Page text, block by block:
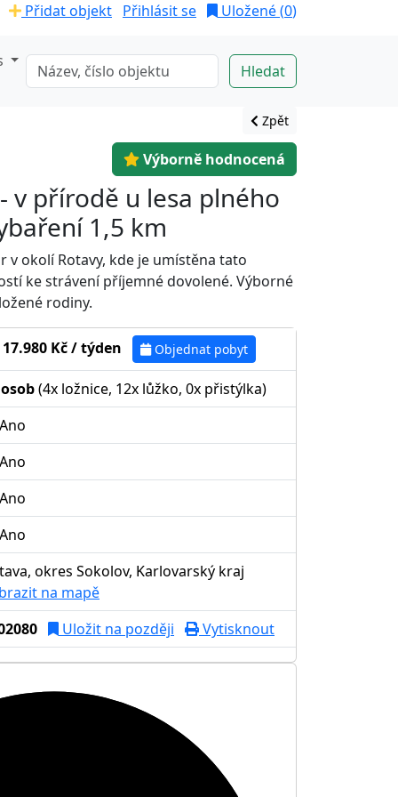
Přidat objekt Přihlásit se Uložené (0)
Zpět
Výborně hodnocená
v přírodě u lesa plného
1,5 km
v okolí Rotavy, kde je umístěna tato
ke strávení příjemné dovolené. Výborné
rodiny.
Kč / týden Objednat pobyt
(4x ložnice, 12x lůžko, 0x přistýlka)
okres Sokolov, Karlovarský kraj
na mapě
Uložit na později Vytisknout